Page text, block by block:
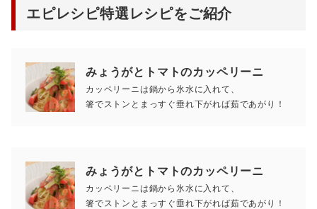
エピレシピ特選レシピをご紹介
みょうがとトマトのカッペリーニ
カッペリーニは鍋から氷水に入れて、
箸でストンとまっすぐ垂れ下がれば茹であがり！
みょうがとトマトのカッペリーニ
カッペリーニは鍋から氷水に入れて、
箸でストンとまっすぐ垂れ下がれば茹であがり！